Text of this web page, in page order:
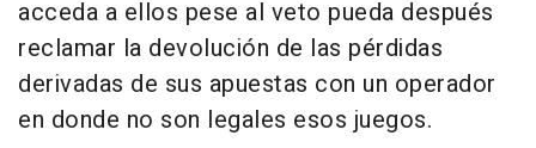
acceda a ellos pese al veto pueda después
reclamar la devolución de las pérdidas
derivadas de sus apuestas con un operador
en donde no son legales esos juegos.